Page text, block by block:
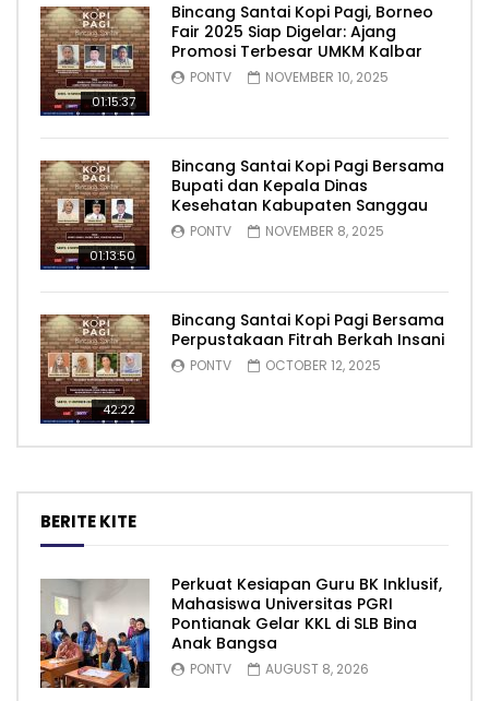
01:15:37
Bincang Santai Kopi Pagi, Borneo
Fair 2025 Siap Digelar: Ajang
Promosi Terbesar UMKM Kalbar
PONTV NOVEMBER 10, 2025
01:13:50
Bincang Santai Kopi Pagi Bersama
Bupati dan Kepala Dinas
Kesehatan Kabupaten Sanggau
PONTV NOVEMBER 8, 2025
42:22
Bincang Santai Kopi Pagi Bersama
Perpustakaan Fitrah Berkah Insani
PONTV OCTOBER 12, 2025
BERITE KITE
Perkuat Kesiapan Guru BK Inklusif,
Mahasiswa Universitas PGRI
Pontianak Gelar KKL di SLB Bina
Anak Bangsa
PONTV AUGUST 8, 2026